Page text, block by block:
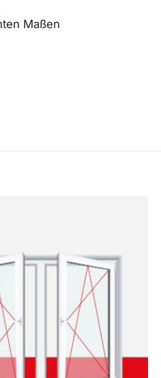
Maßen